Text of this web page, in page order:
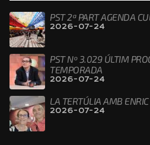
PST 2ª PART AGENDA
2026-07-24
PST Nº 3.029 ÚLTIM
TEMPORADA
2026-07-24
LA TERTÚLIA AMB
2026-07-24